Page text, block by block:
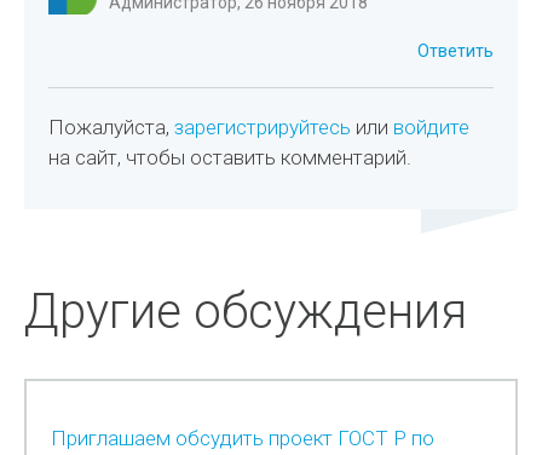
Ответить
Пожалуйста,зарегистрируйтесь или войдите
на сайт, чтобы оставить комментарий.
Другие обсуждения
Приглашаем обсудить проект ГОСТ Р по